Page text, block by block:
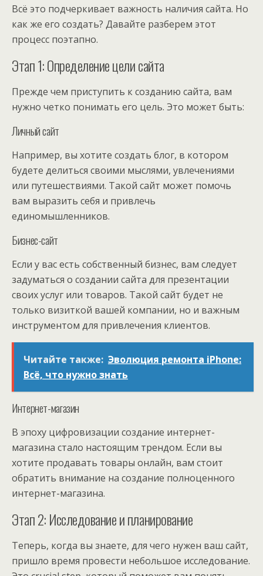
Всё это подчеркивает важность наличия сайта. Но
как же его создать? Давайте разберем этот
процесс поэтапно.
Этап 1: Определение цели сайта
Прежде чем приступить к созданию сайта, вам
нужно четко понимать его цель. Это может быть:
Личный сайт
Например, вы хотите создать блог, в котором
будете делиться своими мыслями, увлечениями
или путешествиями. Такой сайт может помочь
вам выразить себя и привлечь
единомышленников.
Бизнес-сайт
Если у вас есть собственный бизнес, вам следует
задуматься о создании сайта для презентации
своих услуг или товаров. Такой сайт будет не
только визиткой вашей компании, но и важным
инструментом для привлечения клиентов.
Читайте также: Эволюция ремонта iPhone:
Всё, что нужно знать
Интернет-магазин
В эпоху цифровизации создание интернет-
магазина стало настоящим трендом. Если вы
хотите продавать товары онлайн, вам стоит
обратить внимание на создание полноценного
интернет-магазина.
Этап 2: Исследование и планирование
Теперь, когда вы знаете, для чего нужен ваш сайт,
пришло время провести небольшое исследование.